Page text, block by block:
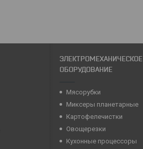
ЭЛЕКТРОМЕХАНИЧЕСКОЕ
ОБОРУДОВАНИЕ
Мясорубки
Миксеры планетарные
Картофелечистки
Овощерезки
Кухонные процессоры